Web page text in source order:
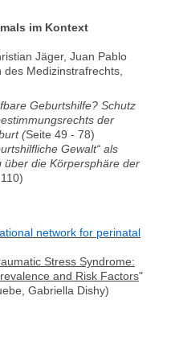
im Kontext
Jäger, Juan Pablo
Medizinstrafrechts,
Geburtshilfe? Schutz
der
(Seite 49 - 78)
Gewalt“ als
über die Körpersphäre der
network for perinatal
Stress Syndrome:
and Risk Factors"
Gabriella Dishy)